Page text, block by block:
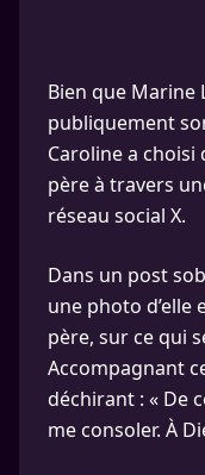
Bien que Marine
publiquement
Caroline a
père à travers
réseau social X.
Dans un post
une photo d’elle
père, sur ce qui
Accompagnant
déchirant : « De
me consoler. À